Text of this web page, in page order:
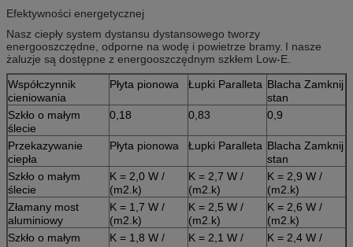
Efektywności energetycznej
Nasz ciepły system dystansu dystansowego tworzy
energooszczędne, odporne na wodę i powietrze bramy. I nasze
żaluzje są dostępne z energooszczędnym szkłem Low-E.
Współczynnik
cieniowania
Płyta pionowa Łupki Paralleta Blacha Zamknij
stan
Szkło o małym
ślecie
0,18 0,83 0,9
Przekazywanie
ciepła
Płyta pionowa Łupki Paralleta Blacha Zamknij
stan
Szkło o małym
ślecie
K = 2,0 W /
(m2.k)
K = 2,7 W /
(m2.k)
K = 2,9 W /
(m2.k)
Złamany most
aluminiowy
K = 1,7 W /
(m2.k)
K = 2,5 W /
(m2.k)
K = 2,6 W /
(m2.k)
Szkło o małym
K = 1,8 W /
K = 2,1 W /
K = 2,4 W /